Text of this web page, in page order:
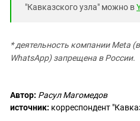
"Кавказского узла" можно в
* деятельность компании Meta
WhatsApp) запрещена в России.
Автор: Расул Магомедов
источник: корреспондент